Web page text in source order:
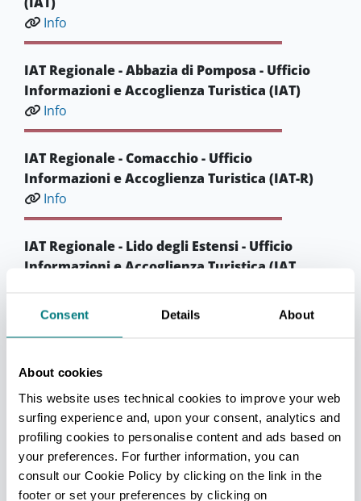
Consent Details About
About cookies
This website uses technical cookies to improve your web
surfing experience and, upon your consent, analytics and
profiling cookies to personalise content and ads based on
your preferences. For further information, you can
consult our Cookie Policy by clicking on the link in the
footer or set your preferences by clicking on
Info
IAT Regionale - Abbazia di Pomposa - Ufficio
Informazioni e Accoglienza Turistica (IAT)
Info
IAT Regionale - Comacchio - Ufficio
Informazioni e Accoglienza Turistica (IAT-R)
Info
IAT Regionale - Lido degli Estensi - Ufficio
Informazioni e Accoglienza Turistica (IAT
Info
Informazioni e Accoglienza Turistica (IAT
mobile)
Info
IAT Regionale - Lido di Pomposa - Ufficio
Informazioni e Accoglienza Turistica (IAT